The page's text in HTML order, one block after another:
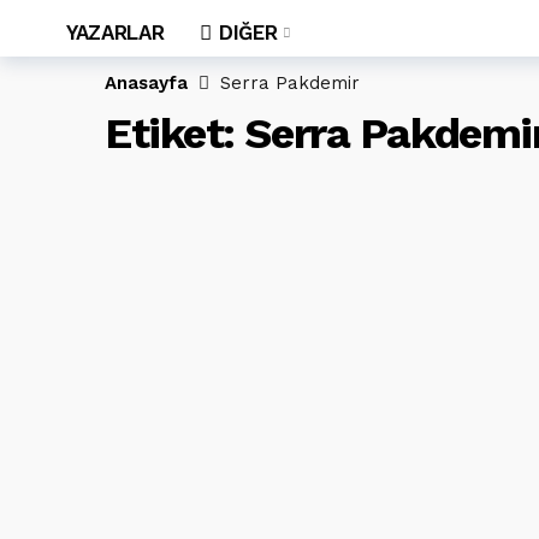
YAZARLAR DIĞER
Anasayfa Serra Pakdemir
Etiket: Serra